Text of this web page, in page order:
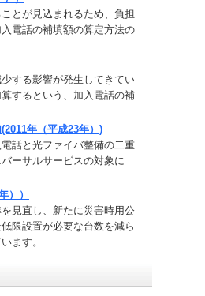
とが見込まれるため、負担
電話の補填額の算定方法の
する影響が発生してきてい
するという、加入電話の補
年（平成23年）)
話と光ファイバ整備の二重
ーサルサービスの対象に
））
見直し、新たに災害時用公
限設置が必要な台数を減ら
ます。